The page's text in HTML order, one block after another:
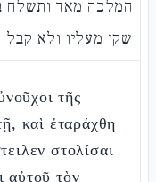
המלכה מאד ותשלח
שקו מעליו ולא קבל
τῆς
καὶ ἐταράχθη
στολίσαι
αὐτοῦ τὸν